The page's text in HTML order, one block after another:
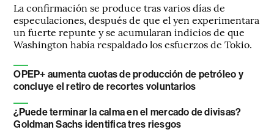
La confirmación se produce tras varios días de
especulaciones, después de que el yen experimentara
un fuerte repunte y se acumularan indicios de que
Washington había respaldado los esfuerzos de Tokio.
OPEP+ aumenta cuotas de producción de petróleo y
concluye el retiro de recortes voluntarios
¿Puede terminar la calma en el mercado de divisas?
Goldman Sachs identifica tres riesgos